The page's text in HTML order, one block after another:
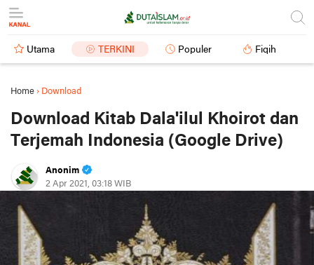
Utama TERKINI Populer Fiqih
Home › Download
Download Kitab Dala'ilul Khoirot dan
Terjemah Indonesia (Google Drive)
Anonim
2 Apr 2021, 03:18 WIB